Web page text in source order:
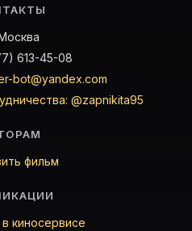
613-45-08
bot@yandex.com
@zapnikita95
фильм
киносервисе